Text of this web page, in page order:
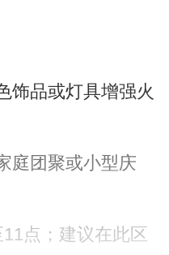
饰品或灯具增强火
庭团聚或小型庆
点；建议在此区